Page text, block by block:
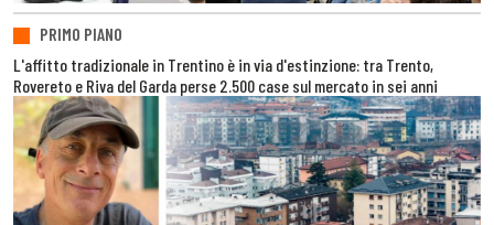
PRIMO PIANO
L'affitto tradizionale in Trentino è in via d'estinzione: tra Trento,
Rovereto e Riva del Garda perse 2.500 case sul mercato in sei anni